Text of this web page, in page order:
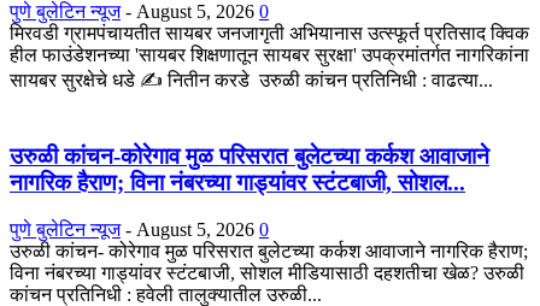
पुणे बुलेटिन न्यूज - August 5, 2026 0
मिरवडी ग्रामपंचायतीत सायबर जनजागृती अभियानास उत्स्फूर्त प्रतिसाद क्विक
हील फाउंडेशनच्या 'सायबर शिक्षणातून सायबर सुरक्षा' उपक्रमांतर्गत नागरिकांना
सायबर सुरक्षेचे धडे ✍️ नितीन करडे उरुळी कांचन प्रतिनिधी : वाढत्या...
उरुळी कांचन-कोरेगाव मुळ परिसरात बुलेटच्या कर्कश आवाजाने
नागरिक हैराण; विना नंबरच्या गाड्यांवर स्टंटबाजी, सोशल...
पुणे बुलेटिन न्यूज - August 5, 2026 0
उरुळी कांचन- कोरेगाव मुळ परिसरात बुलेटच्या कर्कश आवाजाने नागरिक हैराण;
विना नंबरच्या गाड्यांवर स्टंटबाजी, सोशल मीडियासाठी दहशतीचा खेळ? उरुळी
कांचन प्रतिनिधी : हवेली तालुक्यातील उरुळी...